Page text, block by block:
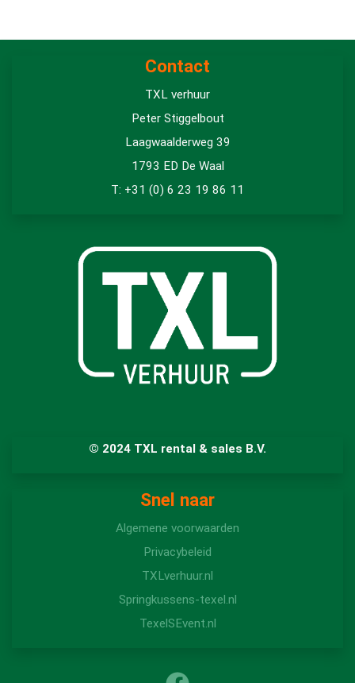
Contact
TXL verhuur
Peter Stiggelbout
Laagwaalderweg 39
1793 ED De Waal
T: +31 (0) 6 23 19 86 11
© 2024 TXL rental & sales B.V.
Snel naar
Algemene voorwaarden
Privacybeleid
TXLverhuur.nl
Springkussens-texel.nl
TexelSEvent.nl